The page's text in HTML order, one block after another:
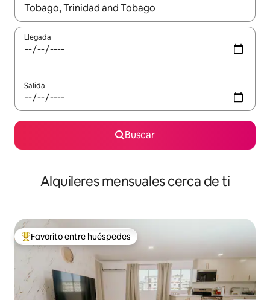
Cuando los resultados estén disponibles, navega con las
Llegada
Salida
Buscar
Alquileres mensuales cerca de ti
Favorito entre huéspedes preferido
Favorito entre huéspedes